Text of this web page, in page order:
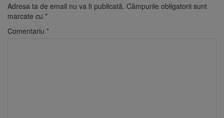
Adresa ta de email nu va fi publicată. Câmpurile obligatorii sunt
marcate cu *
Comentariu *